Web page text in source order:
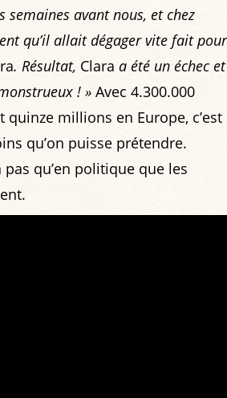
semaines avant nous, et chez
qu’il allait dégager vite fait pour
. Résultat, Clara a été un échec et
! » Avec 4.300.000
quinze millions en Europe, c’est
qu’on puisse prétendre.
pas qu’en politique que les